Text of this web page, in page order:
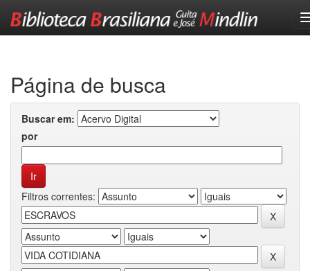
Página de busca
Buscar em:
por
Filtros correntes: